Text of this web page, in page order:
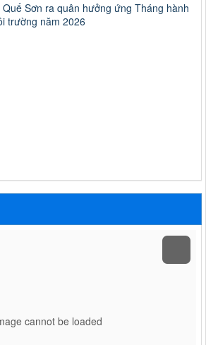
Quế Sơn ra quân hưởng ứng Tháng hành
trường năm 2026
cannot be loaded